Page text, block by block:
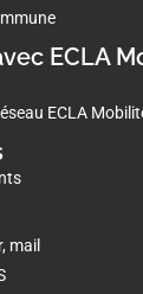
ECLA
ECLA
mail